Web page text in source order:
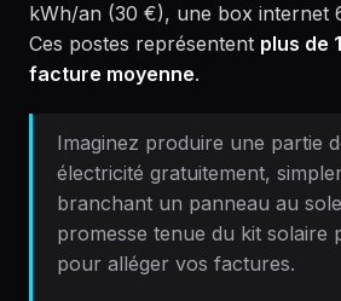
kWh/an (30 €), une box internet
Ces postes représentent plus de
facture moyenne.
Imaginez produire une partie
électricité gratuitement,
branchant un panneau au
promesse tenue du kit solaire
pour alléger vos factures.